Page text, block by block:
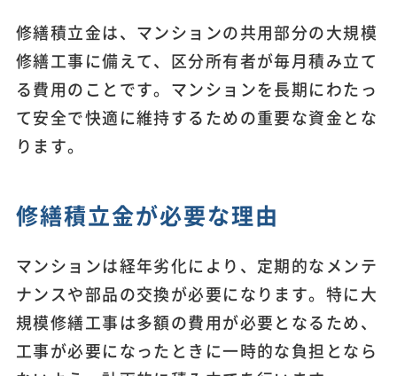
修繕積立金は、マンションの共用部分の大規模
修繕工事に備えて、区分所有者が毎月積み立て
る費用のことです。マンションを長期にわたっ
て安全で快適に維持するための重要な資金とな
ります。
修繕積立金が必要な理由
マンションは経年劣化により、定期的なメンテ
ナンスや部品の交換が必要になります。特に大
規模修繕工事は多額の費用が必要となるため、
工事が必要になったときに一時的な負担となら